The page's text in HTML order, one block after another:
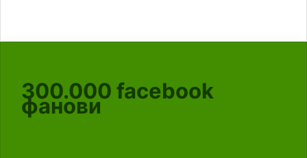
300.000 facebook
фанови